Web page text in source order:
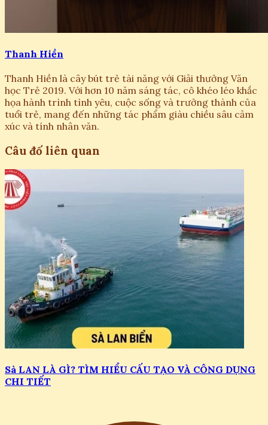
Thanh Hiền
Thanh Hiền là cây bút trẻ tài năng với Giải thưởng Văn
học Trẻ 2019. Với hơn 10 năm sáng tác, cô khéo léo khắc
họa hành trình tình yêu, cuộc sống và trưởng thành của
tuổi trẻ, mang đến những tác phẩm giàu chiều sâu cảm
xúc và tính nhân văn.
Câu đố liên quan
Sà LAN LÀ GÌ? TÌM HIỂU CẤU TẠO VÀ CÔNG DỤNG
CHI TIẾT